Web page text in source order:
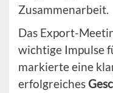
Zusammenarbeit.
Das Export-
wichtige Impulse
markierte eine
erfolgreiches